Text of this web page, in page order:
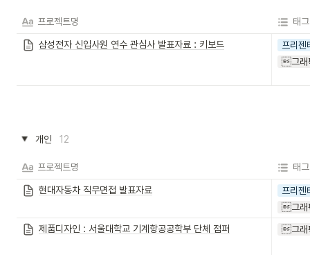
프로젝트명 태그
삼성전자 신입사원 연수 관심사 발표자료 : 키보드
프리젠
그래
개인 12
프로젝트명 태그
현대자동차 직무면접 발표자료
프리젠
그래
제품디자인 : 서울대학교 기계항공공학부 단체 점퍼
그래